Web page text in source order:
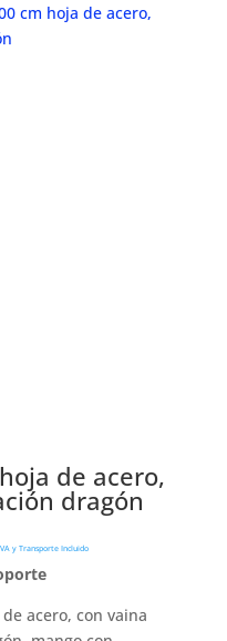
cm hoja de acero,
de acero,
dragón
y Transporte Incluido
acero, con vaina